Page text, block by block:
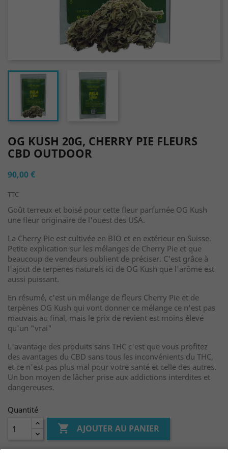
OG KUSH 20G, CHERRY PIE FLEURS
CBD OUTDOOR
90,00 €
TTC
Goût terreux et boisé pour cette fleur parfumée OG Kush
une fleur originaire de l'ouest des USA.
La Cherry Pie est cultivée en BIO et en extérieur en Suisse.
Petite explication sur les mélanges de Cherry Pie et que
beaucoup de vendeurs oublient de préciser. C'est grâce à
l'ajout de terpènes naturels ici de OG Kush que l'arôme est
aussi puissant.
En résumé, c'est un mélange de fleurs Cherry Pie et de
terpènes OG Kush qui vont donner ce mélange ce n'est pas
mauvais au final, mais le prix de revient est moins élevé
qu'un "vrai"
L'avantage des produits sans THC c'est que vous profitez
des avantages du CBD sans tous les inconvénients du THC,
et ce n'est pas plus mal pour votre santé et celle des autres.
Un bon moyen de lâcher prise aux addictions interdites et
dangereuses.
Quantité
 AJOUTER AU PANIER